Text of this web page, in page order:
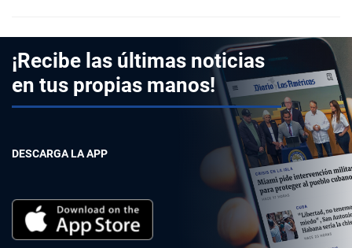
¡Recibe las últimas noticias
en tus propias manos!
DESCARGA LA APP